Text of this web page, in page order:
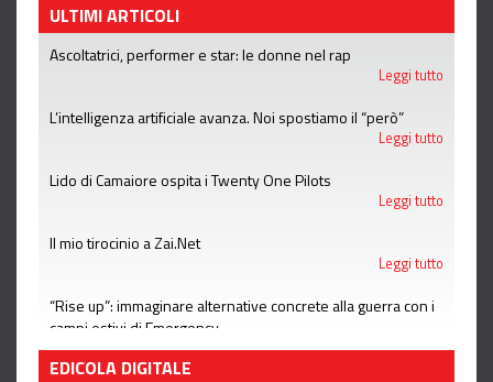
ULTIMI ARTICOLI
Ascoltatrici, performer e star: le donne nel rap
Leggi tutto
L’intelligenza artificiale avanza. Noi spostiamo il “però”
Leggi tutto
Lido di Camaiore ospita i Twenty One Pilots
Leggi tutto
Il mio tirocinio a Zai.Net
Leggi tutto
“Rise up”: immaginare alternative concrete alla guerra con i
campi estivi di Emergency
Leggi tutto
EDICOLA DIGITALE